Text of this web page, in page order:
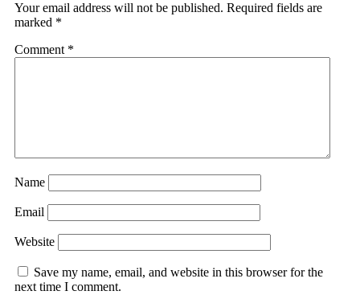
Your email address will not be published. Required fields are
marked *
Comment *
Name
Email
Website
Save my name, email, and website in this browser for the
next time I comment.